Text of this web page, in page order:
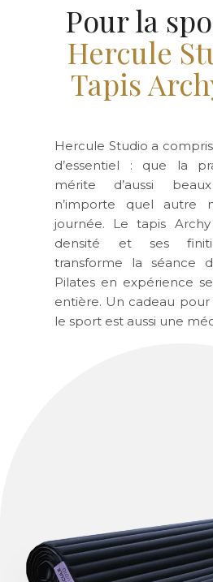
Pour la
Hercule
Tapis
Hercule Studio a
d’essentiel : que la
mérite d’aussi
n’importe quel autre
journée. Le tapis
densité et ses
transforme la séance
Pilates en expérience
entière. Un cadeau
le sport est aussi une